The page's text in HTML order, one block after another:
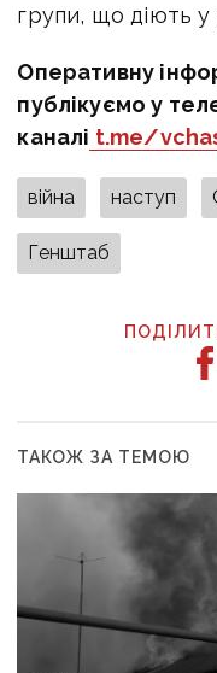
групи, що діють у
Оперативну
публікуємо у
каналі t.me/
війна наступ
Генштаб
ТАКОЖ ЗА ТЕМОЮ